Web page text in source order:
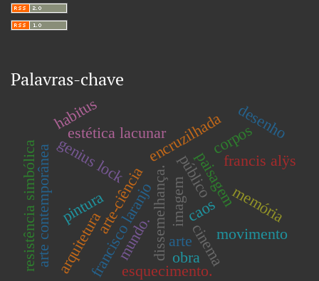
Palavras-chave
paisagem
imagem
dissemelhança.
francis alÿs
caos
arte-ciência
pintura
cinema
genius lock corpos
movimento
encruzilhada
arte contemporânea
desenho
francisco laranjo
estética lacunar
resistência simbólica memória
esquecimento.
arte
obra
mundo.
público
habitus
arquitetura